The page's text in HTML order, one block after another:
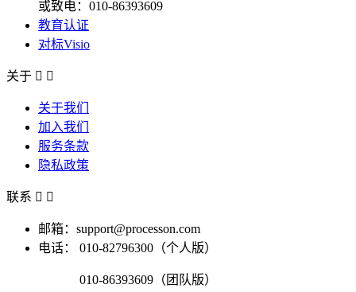
或致电：010-86393609
教育认证
对标Visio
关于  
关于我们
加入我们
服务条款
隐私政策
联系  
邮箱：support@processon.com
电话：
010-82796300（个人版）
010-86393609（团队版）